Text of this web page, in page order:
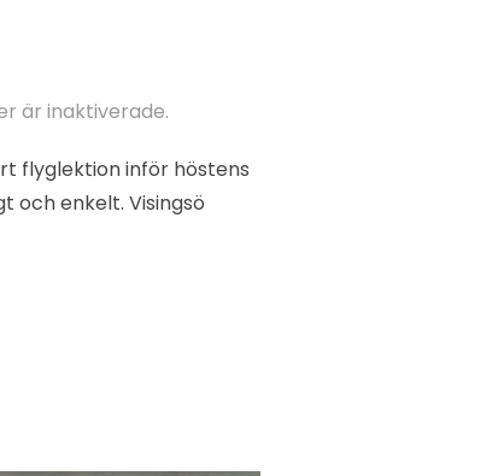
är inaktiverade.
flyglektion inför höstens
och enkelt. Visingsö
OCH ÖPPET HUS. 28-29/8”